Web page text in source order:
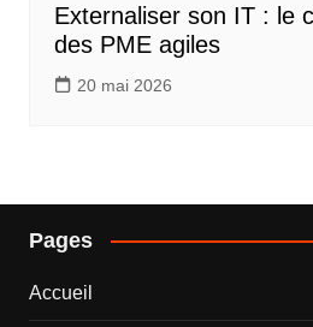
Externaliser son IT : le
des PME agiles
20 mai 2026
Pages
Accueil